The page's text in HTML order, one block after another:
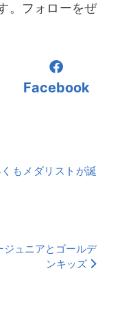
。フォローをぜ
Facebook
もメダリストが誕
ジュニアとゴールデ
ンキッズ